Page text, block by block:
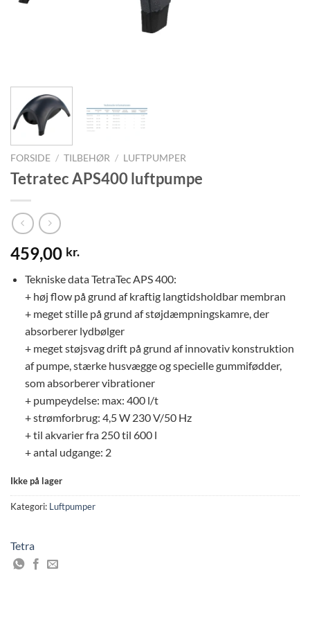
FORSIDE / TILBEHØR / LUFTPUMPER
Tetratec APS400 luftpumpe
459,00 kr.
Tekniske data TetraTec APS 400:
+ høj flow på grund af kraftig langtidsholdbar membran
+ meget stille på grund af støjdæmpningskamre, der
absorberer lydbølger
+ meget støjsvag drift på grund af innovativ konstruktion
af pumpe, stærke husvægge og specielle gummifødder,
som absorberer vibrationer
+ pumpeydelse: max: 400 l/t
+ strømforbrug: 4,5 W 230 V/50 Hz
+ til akvarier fra 250 til 600 l
+ antal udgange: 2
Ikke på lager
Kategori: Luftpumper
Tetra